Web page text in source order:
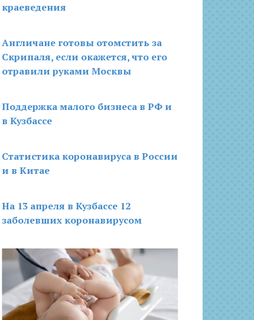
краеведения
Англичане готовы отомстить за
Скрипаля, если окажется, что его
отравили руками Москвы
Поддержка малого бизнеса в РФ и
в Кузбассе
Статистика коронавируса в России
и в Китае
На 13 апреля в Кузбассе 12
заболевших коронавирусом